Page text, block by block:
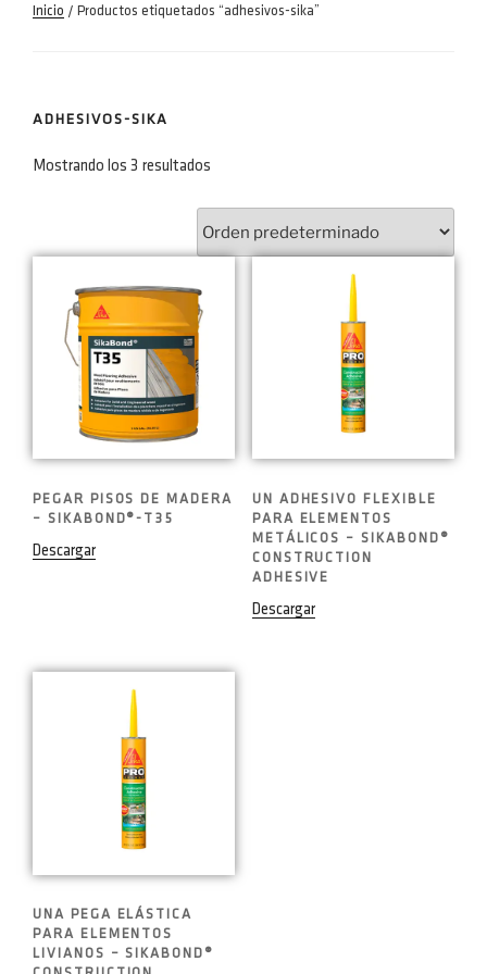
Inicio / Productos etiquetados “adhesivos-sika”
ADHESIVOS-SIKA
Mostrando los 3 resultados
PEGAR PISOS DE MADERA
– SIKABOND®-T35
Descargar
UN ADHESIVO FLEXIBLE
PARA ELEMENTOS
METÁLICOS – SIKABOND®
CONSTRUCTION
ADHESIVE
Descargar
UNA PEGA ELÁSTICA
PARA ELEMENTOS
LIVIANOS – SIKABOND®